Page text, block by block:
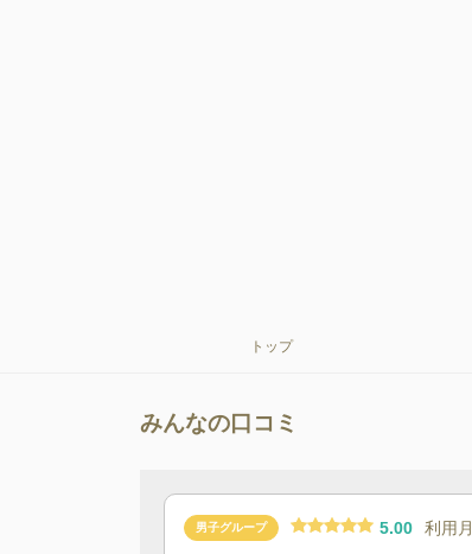
トップ
みんなの口コミ
男子グループ 5.00 利用月